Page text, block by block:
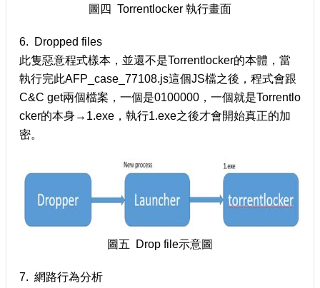
圖四 Torrentlocker 執行畫面
6. Dropped files
此隻惡意程式樣本，並還不是Torrentlocker的本體，當
執行完此AFP_case_77108.js這個JS檔之後，程式會跟
C&C get兩個檔案，一個是0100000，一個就是Torrentlo
cker的本身→1.exe，執行1.exe之後才會開始真正的加
密。
圖五 Drop file示意圖
7. 網路行為分析